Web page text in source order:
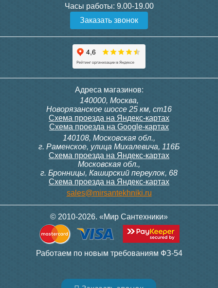
Часы работы: 9.00-19.00
Заказать звонок
Адреса магазинов:
140000, Москва,
Новорязанское шоссе 25 км, ст16
Схема проезда на Яндекс-картах
Схема проезда на Google-картах
140108, Московская обл.,
г. Раменское, улица Михалевича, 116Б
Схема проезда на Яндекс-картах
Московская обл.,
г. Бронницы, Каширский переулок, 68
Схема проезда на Яндекс-картах
sales@mirsantekhniki.ru
© 2010-2026. «Мир Сантехники»
Работаем по новым требованиям ФЗ-54